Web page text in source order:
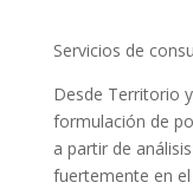
Servicios de
Desde Territorio
formulación de
a partir de
fuertemente en